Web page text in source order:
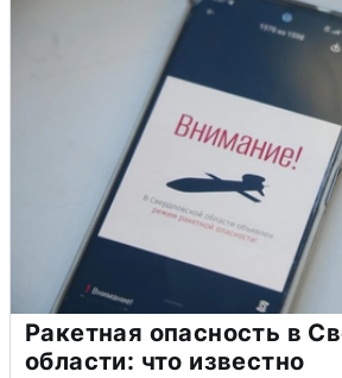
Ракетная опасность в
области: что известно